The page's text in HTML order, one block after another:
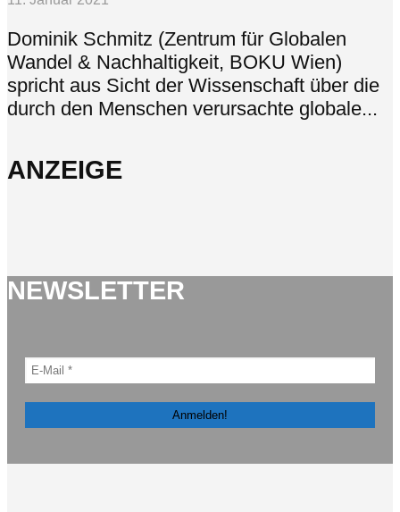
Dominik Schmitz (Zentrum für Globalen
Wandel & Nachhaltigkeit, BOKU Wien)
spricht aus Sicht der Wissenschaft über die
durch den Menschen verursachte globale...
ANZEIGE
NEWSLETTER